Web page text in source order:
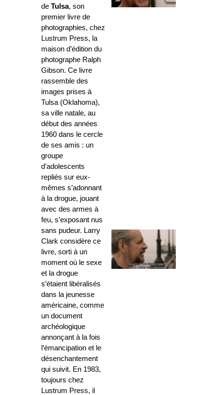
de Tulsa, son
premier livre de
photographies, chez
Lustrum Press, la
maison d’édition du
photographe Ralph
Gibson. Ce livre
rassemble des
images prises à
Tulsa (Oklahoma),
sa ville natale, au
début des années
1960 dans le cercle
de ses amis : un
groupe
d’adolescents
repliés sur eux-
mêmes s’adonnant
à la drogue, jouant
avec des armes à
feu, s’exposant nus
sans pudeur. Larry
Clark considère ce
livre, sorti à un
moment où le sexe
et la drogue
s’étaient libéralisés
dans la jeunesse
américaine, comme
un document
archéologique
annonçant à la fois
l’émancipation et le
désenchantement
qui suivit. En 1983,
toujours chez
Lustrum Press, il